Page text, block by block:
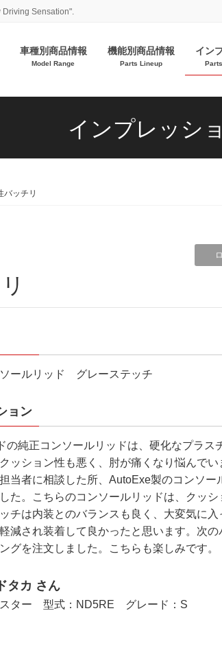
Driving Sensation".
車種別商品情報
Model Range
機能別商品情報
Parts Lineup
イン
インプレッシ
バッチリ
ールリッド グレーステッチ
ョン
の純正コンソールリッドは、硬化なプラス
ッション性も悪く、肘が痛くなり悩んでい
当者に相談した所、AutoExe製のコンソー
た。こちらのコンソールリッドは、クッシ
チは内装とのバランスも良く、大変気に入
減され装着して良かったと思います。次の
グを注文しました。こちらも楽しみです。
カ さん
スター 型式：ND5RE グレード：S